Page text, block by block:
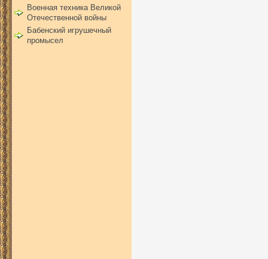
Военная техника Великой
Отечественной войны
Бабенский игрушечный
промысел